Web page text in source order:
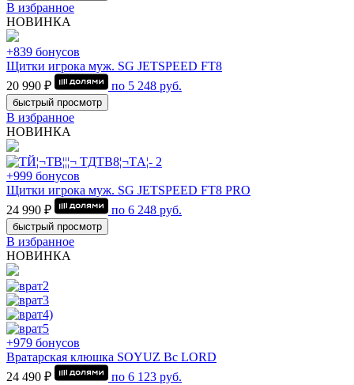
В избранное
НОВИНКА
+839 бонусов
Щитки игрока муж. SG JETSPEED FT8
20 990 ₽
по 5 248 руб.
быстрый просмотр
В избранное
НОВИНКА
+999 бонусов
Щитки игрока муж. SG JETSPEED FT8 PRO
24 990 ₽
по 6 248 руб.
быстрый просмотр
В избранное
НОВИНКА
+979 бонусов
Вратарская клюшка SOYUZ Bc LORD
24 490 ₽
по 6 123 руб.